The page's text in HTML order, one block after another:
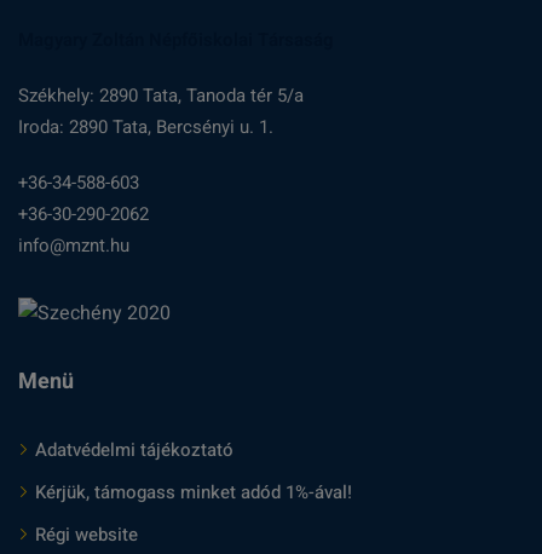
Székhely: 2890 Tata, Tanoda tér 5/a
Iroda: 2890 Tata, Bercsényi u. 1.
+36-34-588-603
+36-30-290-2062
info@mznt.hu
Menü
Adatvédelmi tájékoztató
Kérjük, támogass minket adód 1%-ával!
Régi website